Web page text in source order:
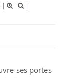
|
|
ses portes